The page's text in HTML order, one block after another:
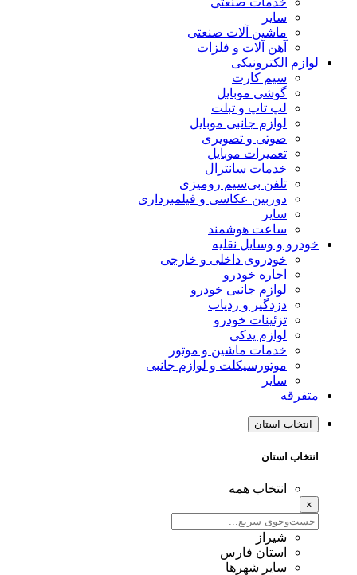
ماشین آلات صنعتی
آهن آلات و فلزات
الکترونیکی
سیم کارت
گوشی موبایل
لپ تاپ و تبلت
لوازم جانبی موبایل
صوتی و تصویری
تعمیرات موبایل
خدمات سانترال
تلفن بی‌سیم رومیزی
دوربین عکاسی و فیلمبرداری
ساعت هوشمند
و وسایل نقلیه
خودروی داخلی و خارجی
اجاره خودرو
لوازم جانبی خودرو
دزدگیر و ردیاب
تزئینات خودرو
لوازم یدکی
خدمات ماشین و موتور
موتورسیکلت و لوازم جانبی
استان
استان
انتخاب همه
استان فارس
سایر شهرها